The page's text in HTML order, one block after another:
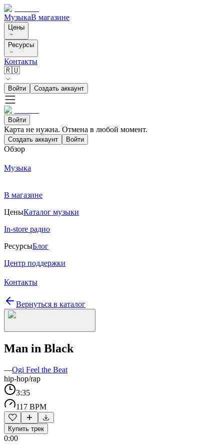
МузыкаВ магазине
Цены
Ресурсы
Контакты
🇷🇺
Войти Создать аккаунт
Войти
Карта не нужна. Отмена в любой момент.
Создать аккаунт Войти
Обзор
Музыка
В магазине
ЦеныКаталог музыки
In-store радио
РесурсыБлог
Центр поддержки
Контакты
Вернуться в каталог
Man in Black
—Ogi Feel the Beat
hip-hop/rap
3:35
117 BPM
Купить трек
0:00